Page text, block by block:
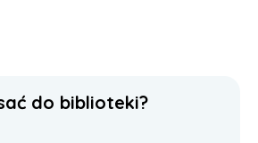
do biblioteki?